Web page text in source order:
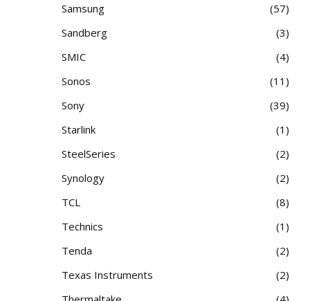
Samsung
57
Sandberg
3
SMIC
4
Sonos
11
Sony
39
Starlink
1
SteelSeries
2
Synology
2
TCL
8
Technics
1
Tenda
2
Texas Instruments
2